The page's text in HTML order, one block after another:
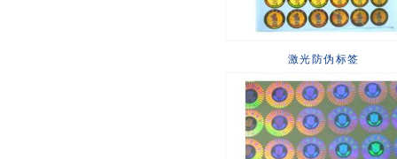
激光防伪标签